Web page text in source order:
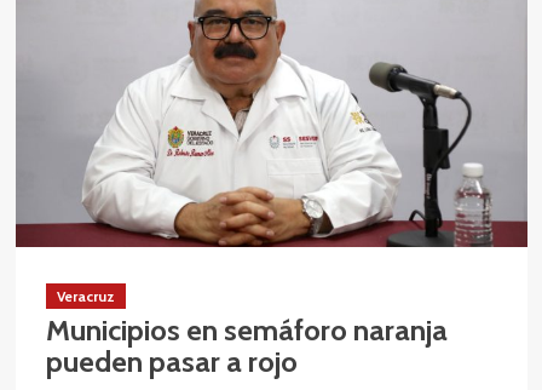
Veracruz
Municipios en semáforo naranja
pueden pasar a rojo